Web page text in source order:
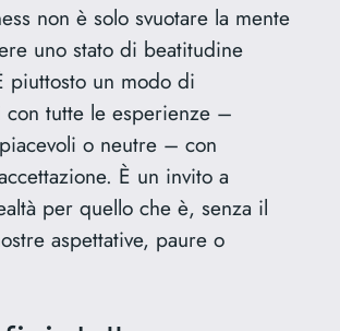
non è solo svuotare la mente
uno stato di beatitudine
piuttosto un modo di
con tutte le esperienze –
o neutre – con
È un invito a
per quello che è, senza il
aspettative, paure o